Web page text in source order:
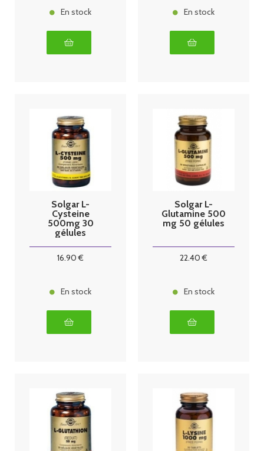
En stock En stock
Solgar L-
Cysteine
500mg 30
gélules
16.90 €
En stock
Solgar L-
Glutamine 500
mg 50 gélules
22.40 €
En stock